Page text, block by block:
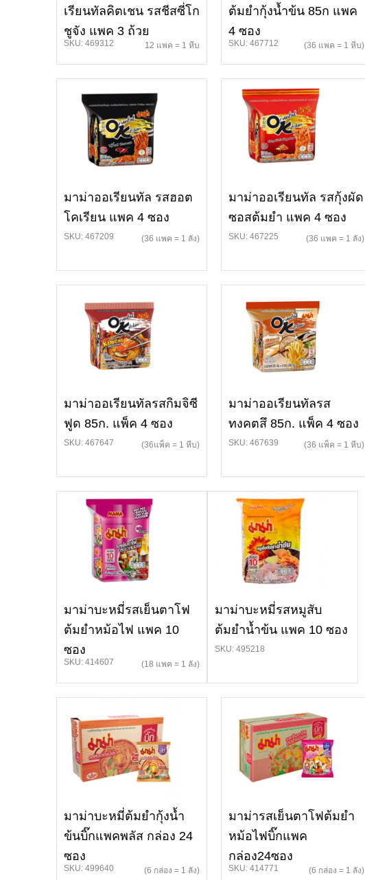
เรียนทัลคิตเชน รสชีสซี่โก
ชูจัง แพค 3 ถ้วย
SKU: 469312 12 แพค = 1 หีบ
ต้มยำกุ้งน้ำข้น 85ก แพค
4 ซอง
SKU: 467712 (36 แพค = 1 หีบ)
มาม่าออเรียนทัล รสฮอต
โคเรียน แพค 4 ซอง
SKU: 467209 (36 แพค = 1 ลัง)
มาม่าออเรียนทัล รสกุ้งผัด
ซอสต้มยำ แพค 4 ซอง
SKU: 467225 (36 แพค = 1 ลัง)
มาม่าออเรียนทัลรสกิมจิซี
ฟูด 85ก. แพ็ค 4 ซอง
SKU: 467647 (36แพ็ค = 1 หีบ)
มาม่าออเรียนทัลรส
ทงคตสึ 85ก. แพ็ค 4 ซอง
SKU: 467639 (36 แพ็ค = 1 หีบ)
มาม่าบะหมี่รสเย็นตาโฟ
ต้มยำหม้อไฟ แพค 10
ซอง
SKU: 414607 (18 แพค = 1 ลัง)
มาม่าบะหมี่รสหมูสับ
ต้มยำน้ำข้น แพค 10 ซอง
SKU: 495218
มาม่าบะหมี่ต้มยำกุ้งน้ำ
ข้นบิ๊กแพคพลัส กล่อง 24
ซอง
SKU: 499640 (6 กล่อง = 1 ลัง)
มาม่ารสเย็นตาโฟต้มยำ
หม้อไฟบิ๊กแพค
กล่อง24ซอง
SKU: 414771 (6 กล่อง = 1 ลัง)